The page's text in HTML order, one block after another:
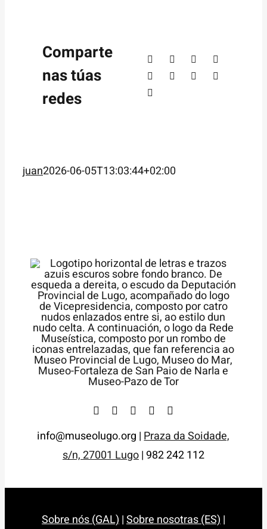
Comparte
nas túas
redes
juan2026-06-05T13:03:44+02:00
info@museolugo.org |Praza da Soidade,
s/n, 27001 Lugo| 982 242 112
Sobre nós (GAL)|Sobre nosotras (ES)|